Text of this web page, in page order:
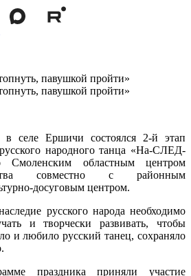
павушкой пройти»
павушкой пройти»
в селе Ершичи состоялся 2-й этап
народного танца «На-СЛЕД-
Смоленским областным центром
совместно с районным
досуговым центром.
русского народа необходимо
и творчески развивать, чтобы
и любило русский танец, сохраняло
праздника приняли участие